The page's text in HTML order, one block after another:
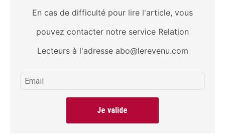
En cas de difficulté pour lire l'article, vous
pouvez contacter notre service Relation
Lecteurs à l'adresse abo@lerevenu.com
Je valide